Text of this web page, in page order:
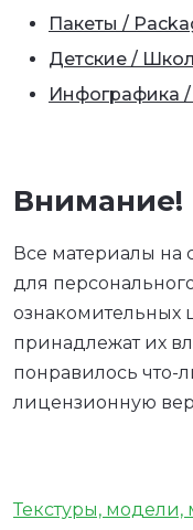
Пакеты /
Детские /
Инфографика
Внимание!
Все материалы на
для
ознакомительных
принадлежат их
понравилось что-
лицензионную
Текстуры,